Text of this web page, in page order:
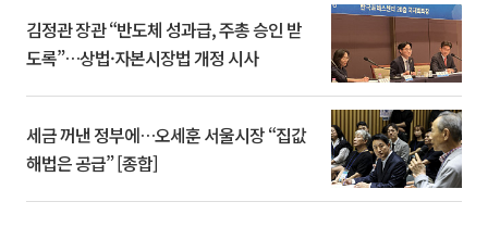
김정관 장관 “반도체 성과급, 주총 승인 받
도록”…상법·자본시장법 개정 시사
세금 꺼낸 정부에…오세훈 서울시장 “집값
해법은 공급” [종합]